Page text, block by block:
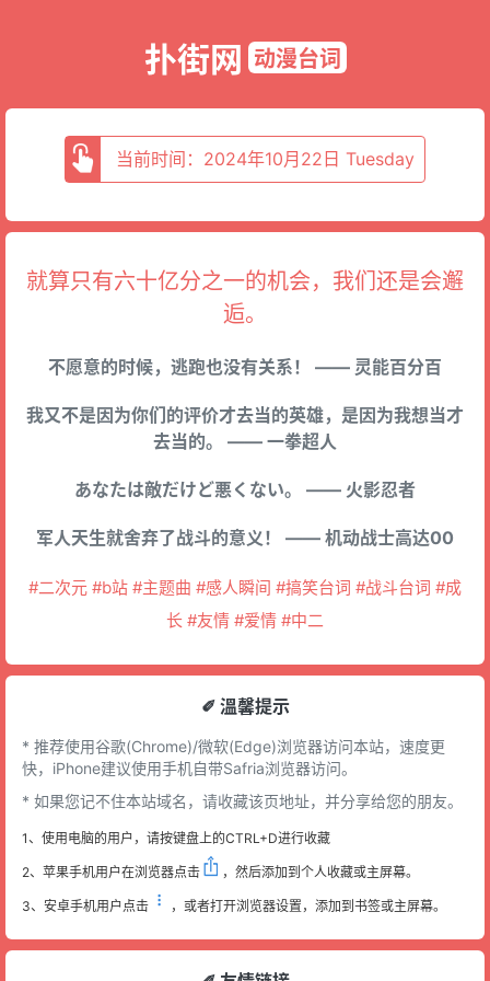
扑街网 动漫台词
当前时间：2024年10月22日 Tuesday
就算只有六十亿分之一的机会，我们还是会邂
逅。
不愿意的时候，逃跑也没有关系！ —— 灵能百分百
我又不是因为你们的评价才去当的英雄，是因为我想当才
去当的。 —— 一拳超人
あなたは敵だけど悪くない。 —— 火影忍者
军人天生就舍弃了战斗的意义！ —— 机动战士高达00
#二次元 #b站 #主题曲 #感人瞬间 #搞笑台词 #战斗台词 #成
长 #友情 #爱情 #中二
✐ 溫馨提示
* 推荐使用谷歌(Chrome)/微软(Edge)浏览器访问本站，速度更
快，iPhone建议使用手机自带Safria浏览器访问。
* 如果您记不住本站域名，请收藏该页地址，并分享给您的朋友。
1、使用电脑的用户，请按键盘上的CTRL+D进行收藏
2、苹果手机用户在浏览器点击 ，然后添加到个人收藏或主屏幕。
3、安卓手机用户点击 ，或者打开浏览器设置，添加到书签或主屏幕。